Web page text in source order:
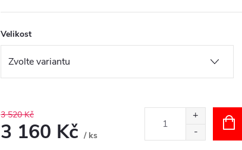
Velikost
3 520 Kč
3 160 Kč / ks